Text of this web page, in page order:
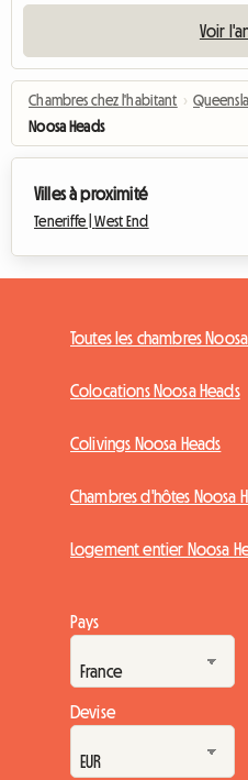
Voir
Chambres chez l'habitant ›
Noosa Heads
Villes à proximité
Teneriffe |West End
Toutes les chambres
Colocations Noosa Heads
Colivings Noosa Heads
Chambres d'hôtes Noosa
Logement entier Noosa
Pays
Devise